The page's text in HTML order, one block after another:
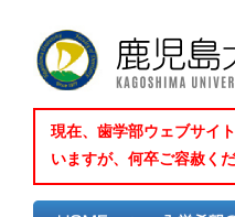
現在、歯学部ウェブサイ
いますが、何卒ご容赦くだ